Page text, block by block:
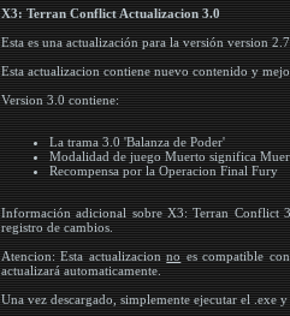
X3: Terran Conflict Actualizacion 3.0
Esta es una actualización para la versión version
Esta actualizacion contiene nuevo contenido y
Version 3.0 contiene:
La trama 3.0 'Balanza de Poder'
Modalidad de juego Muerto significa
Recompensa por la Operacion Final Fury
Información adicional sobre X3: Terran Conflict
registro de cambios.
Atencion: Esta actualizacionno es compatible
actualizará automaticamente.
Una vez descargado, simplemente ejecutar el .exe